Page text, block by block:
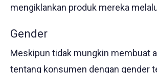
mengiklankan produk mereka
Gender
Meskipun tidak mungkin membuat
tentang konsumen dengan gender